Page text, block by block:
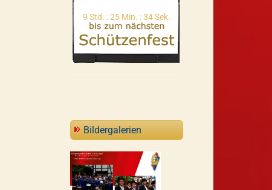
9 Std. : 25 Min. : 33 Sek.
Bildergalerien